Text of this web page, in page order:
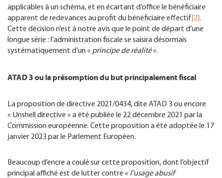
applicables à un schéma, et en écartant d’office le bénéficiaire
apparent de redevances au profit du bénéficiaire effectif [2] .
Cette décision n’est à notre avis que le point de départ d’une
longue série : l’administration fiscale se saisira désormais
systématiquement d’un « principe de réalité».
ATAD 3 ou la présomption du but principalement fiscal
La proposition de directive 2021/0434, dite ATAD 3 ou encore
« Unshell directive » a été publiée le 22 décembre 2021 par la
Commission européenne. Cette proposition a été adoptée le 17
janvier 2023 par le Parlement Européen.
Beaucoup d’encre a coulé sur cette proposition, dont l’objectif
principal affiché est de lutter contre « l’usage abusif